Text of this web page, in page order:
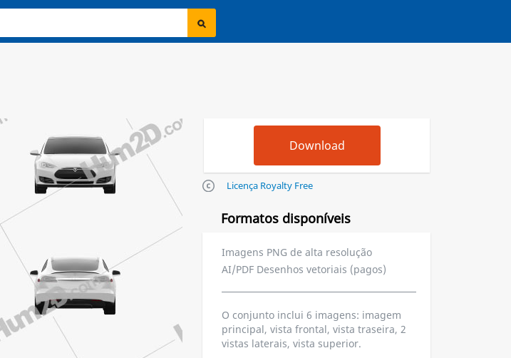
Licença Royalty Free
Formatos disponíveis
Imagens PNG de alta resolução
AI/PDF Desenhos vetoriais (pagos)
O conjunto inclui 6 imagens: imagem
principal, vista frontal, vista traseira, 2
vistas laterais, vista superior.